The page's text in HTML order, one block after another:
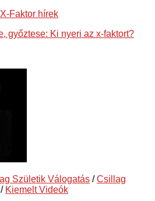
X-Faktor hírek
győztese: Ki nyeri az x-faktort?
Születik Válogatás /Csillag
/ Kiemelt Videók